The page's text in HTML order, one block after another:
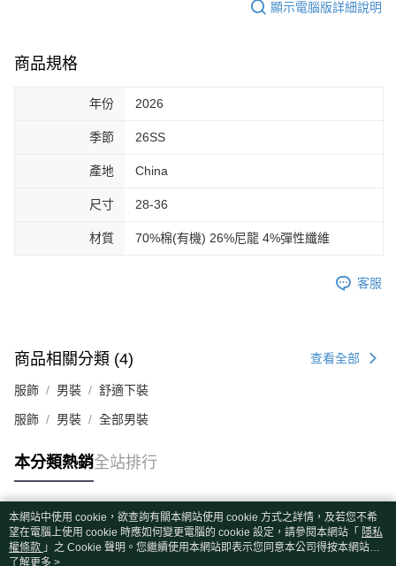
顯示電腦版詳細說明
商品規格
年份 2026
季節 26SS
產地 China
尺寸 28-36
材質 70%棉(有機) 26%尼龍 4%彈性纖維
客服
商品相關分類 (4) 查看全部
服飾 男裝 舒適下裝
服飾 男裝 全部男裝
本分類熱銷全站排行
熱門標籤
本網站中使用 cookie，欲查詢有關本網站使用 cookie 方式之詳情，及若您不希
望在電腦上使用 cookie 時應如何變更電腦的 cookie 設定，請參閱本網站「 隱私
權條款 」之 Cookie 聲明。您繼續使用本網站即表示您同意本公司得按本網站使
用條款之 Cookie 聲明使用 cookie。
了解更多 >